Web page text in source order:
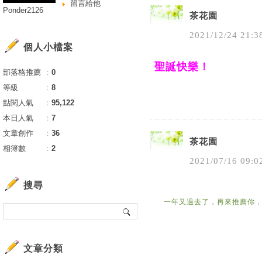
茶花園
2021 /12/24 21 :
聖誕快樂！
茶花園
2021 /07/16 09:
一年又過去了，再來推薦你
留言給他
Ponder2126
個人小檔案
部落格推薦 ： 0
等級
： 8
點閱人氣
： 95,122
本日人氣
： 7
文章創作
： 36
相簿數
： 2
搜尋
文章分類